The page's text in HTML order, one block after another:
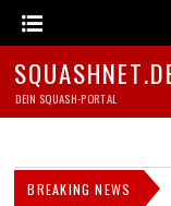
DEIN SQUASH-PORTAL
BREAKING NEWS